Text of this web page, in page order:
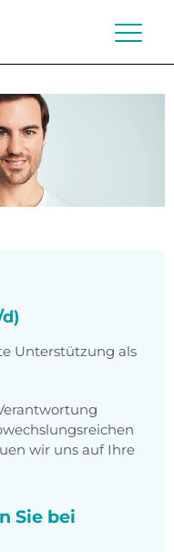
Unterstützung als
wir uns auf Ihre
Sie bei